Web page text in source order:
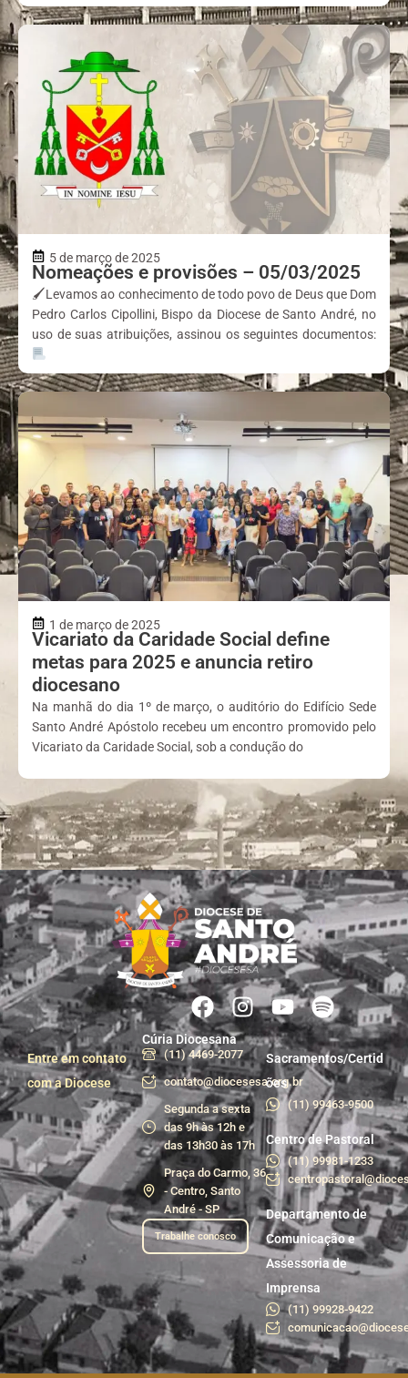
5 de março de 2025
Nomeações e provisões – 05/03/2025
🖌Levamos ao conhecimento de todo povo de Deus que Dom
Pedro Carlos Cipollini, Bispo da Diocese de Santo André, no
uso de suas atribuições, assinou os seguintes documentos:
1 de março de 2025
Vicariato da Caridade Social define
metas para 2025 e anuncia retiro
diocesano
Na manhã do dia 1º de março, o auditório do Edifício Sede
Santo André Apóstolo recebeu um encontro promovido pelo
Vicariato da Caridade Social, sob a condução do
Entre em contato
com a Diocese
Cúria Diocesana
(11) 4469-2077
contato@diocesesa.org.br
Segunda a sexta
das 9h às 12h e
das 13h30 às 17h
Praça do Carmo, 36
- Centro, Santo
André - SP
Trabalhe conosco
Sacramentos/Certid
ões
(11) 99463-9500
Centro de Pastoral
(11) 99981-1233
Departamento de
Comunicação e
Assessoria de
Imprensa
(11) 99928-9422